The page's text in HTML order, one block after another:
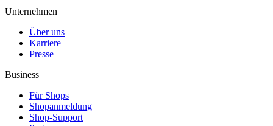
Unternehmen
Über uns
Karriere
Presse
Business
Für Shops
Shopanmeldung
Shop-Support